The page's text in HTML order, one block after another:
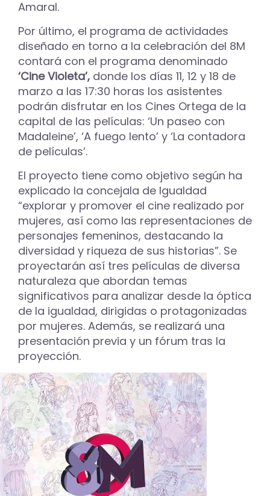
Amaral.
Por último, el programa de actividades
diseñado en torno a la celebración del 8M
contará con el programa denominado
‘Cine Violeta’, donde los días 11, 12 y 18 de
marzo a las 17:30 horas los asistentes
podrán disfrutar en los Cines Ortega de la
capital de las películas: ‘Un paseo con
Madaleine’, ‘A fuego lento’ y ‘La contadora
de películas’.
El proyecto tiene como objetivo según ha
explicado la concejala de Igualdad
“explorar y promover el cine realizado por
mujeres, así como las representaciones de
personajes femeninos, destacando la
diversidad y riqueza de sus historias”. Se
proyectarán así tres películas de diversa
naturaleza que abordan temas
significativos para analizar desde la óptica
de la igualdad, dirigidas o protagonizadas
por mujeres. Además, se realizará una
presentación previa y un fórum tras la
proyección.